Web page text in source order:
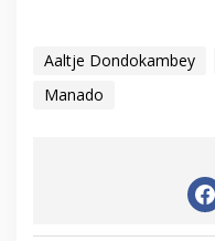
Aaltje Dondokambey
Manado